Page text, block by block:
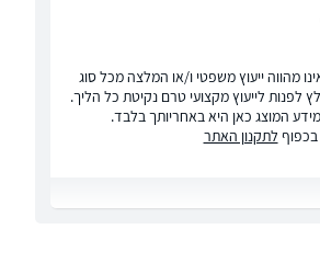
מהווה ייעוץ משפטי ו/או המלצה מכל סוג
לפנות לייעוץ מקצועי טרם נקיטת כל הליך.
המוצג כאן היא באחריותך בלבד.
לתקנון האתר